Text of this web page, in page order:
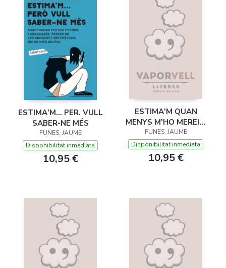
ESTIMA'M... PER. VULL
SABER-NE MÉS
FUNES, JAUME
Disponibilitat inmediata
10,95 €
ESTIMA'M QUAN
MENYS M'HO MEREIXI
... PERQUÈ ÉS QUAN
MÉS HO NECESSITO
FUNES, JAUME
Disponibilitat inmediata
10,95 €